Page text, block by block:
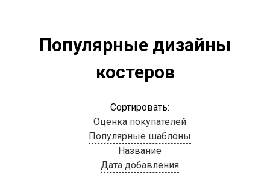
Популярные дизайны
костеров
Сортировать:
Оценка покупателей
Популярные шаблоны
Название
Дата добавления